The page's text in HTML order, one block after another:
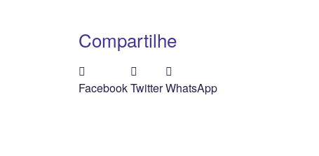
Compartilhe
FacebookTwitterWhatsApp